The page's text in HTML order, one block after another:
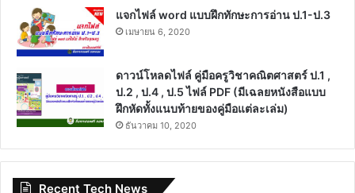
แจกไฟล์ word แบบฝึกทักษะการอ่าน ป.1-ป.3
เมษายน 6, 2020
ดาวน์โหลดไฟล์ คู่มือครูวิชาคณิตศาสตร์ ป.1 ,
ป.2 , ป.4 , ป.5 ไฟล์ PDF (มีเฉลยหนังสือแบบ
ฝึกหัดทั้งแนบท้ายของคู่มือแต่ละเล่ม)
ธันวาคม 10, 2020
Recent Tech News